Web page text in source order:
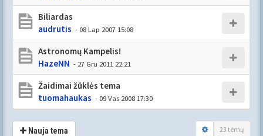
Biliardas
audrutis - 08 Lap 2007 15:08
Astronomų Kampelis!
HazeNN - 27 Gru 2011 22:21
Žaidimai žūklės tema
tuomahaukas - 09 Vas 2008 17:30
Nauja tema 23 temų